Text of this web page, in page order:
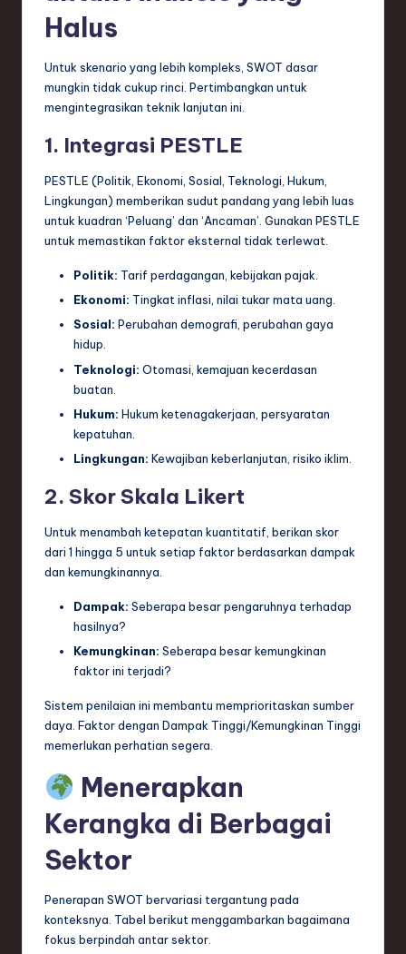
Halus
Untuk skenario yang lebih kompleks, SWOT dasar
mungkin tidak cukup rinci. Pertimbangkan untuk
mengintegrasikan teknik lanjutan ini.
1. Integrasi PESTLE
PESTLE (Politik, Ekonomi, Sosial, Teknologi, Hukum,
Lingkungan) memberikan sudut pandang yang lebih luas
untuk kuadran ‘Peluang’ dan ‘Ancaman’. Gunakan PESTLE
untuk memastikan faktor eksternal tidak terlewat.
Politik: Tarif perdagangan, kebijakan pajak.
Ekonomi: Tingkat inflasi, nilai tukar mata uang.
Sosial: Perubahan demografi, perubahan gaya
hidup.
Teknologi: Otomasi, kemajuan kecerdasan
buatan.
Hukum: Hukum ketenagakerjaan, persyaratan
kepatuhan.
Lingkungan: Kewajiban keberlanjutan, risiko iklim.
2. Skor Skala Likert
Untuk menambah ketepatan kuantitatif, berikan skor
dari 1 hingga 5 untuk setiap faktor berdasarkan dampak
dan kemungkinannya.
Dampak: Seberapa besar pengaruhnya terhadap
hasilnya?
Kemungkinan: Seberapa besar kemungkinan
faktor ini terjadi?
Sistem penilaian ini membantu memprioritaskan sumber
daya. Faktor dengan Dampak Tinggi/Kemungkinan Tinggi
memerlukan perhatian segera.
Menerapkan
Kerangka di Berbagai
Sektor
Penerapan SWOT bervariasi tergantung pada
konteksnya. Tabel berikut menggambarkan bagaimana
fokus berpindah antar sektor.